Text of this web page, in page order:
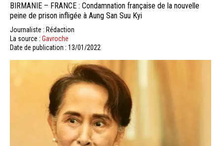
BIRMANIE – FRANCE : Condamnation française de la nouvelle
peine de prison infligée à Aung San Suu Kyi
Journaliste : Rédaction
La source : Gavroche
Date de publication : 13/01/2022